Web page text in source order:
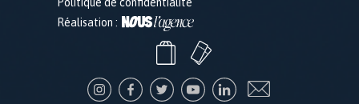
Réalisation :